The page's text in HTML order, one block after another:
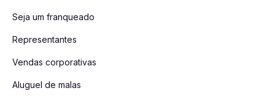
Seja um franqueado
Representantes
Vendas corporativas
Aluguel de malas